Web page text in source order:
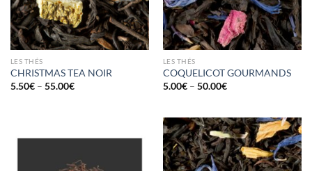
LES THÉS
CHRISTMAS TEA NOIR
5.50€– 55.00€
LES THÉS
COQUELICOT GOURMANDS
5.00€– 50.00€